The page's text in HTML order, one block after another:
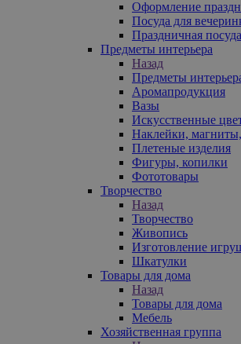
Оформление
Посуда для
Праздничная посуда
Предметы интерьера
Назад
Предметы
Аромапродукция
Вазы
Искусственные
Наклейки,
Плетеные изделия
Фигуры, копилки
Фототовары
Творчество
Назад
Творчество
Живопись
Изготовление
Шкатулки
Товары для дома
Назад
Товары для дома
Мебель
Хозяйственная группа